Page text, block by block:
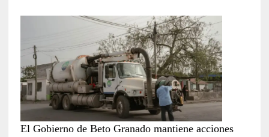
El Gobierno de Beto Granado mantiene acciones